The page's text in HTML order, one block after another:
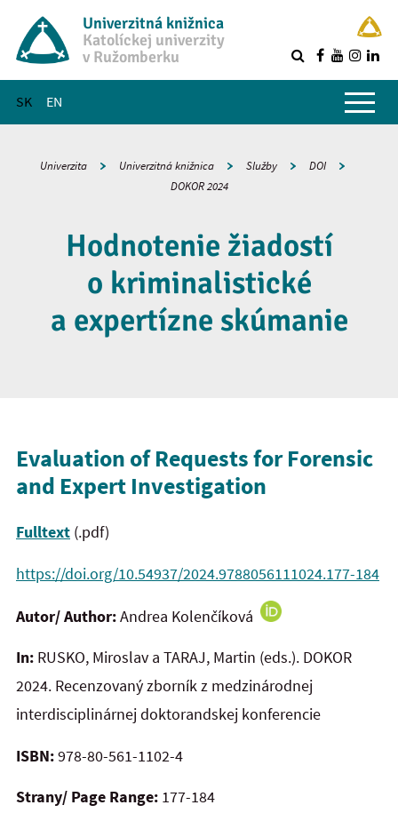
Univerzitná knižnica
Katolíckej univerzity
v Ružomberku
SK EN
Hlavné menu
Univerzita Univerzitná knižnica Služby
DOI
DOKOR 2024
Hodnotenie žiadostí
o kriminalistické
a expertízne skúmanie
Evaluation of Requests for Forensic
and Expert Investigation
Fulltext (.pdf)
https://doi.org/10.54937/2024.9788056111024.177-184
Autor/ Author:Andrea Kolenčíková
In: RUSKO, Miroslav a TARAJ, Martin (eds.). DOKOR
2024. Recenzovaný zborník z medzinárodnej
interdisciplinárnej doktorandskej konferencie
ISBN:978-80-561-1102-4
Strany/ Page Range: 177-184